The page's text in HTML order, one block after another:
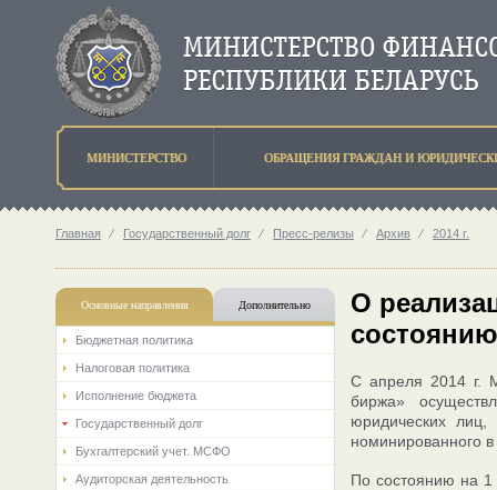
МИНИСТЕРСТВО ОБРАЩЕНИЯ ГРАЖДАН И
Главная ⁄ Государственный долг ⁄ Пресс-релизы ⁄ Архив ⁄ 2014 г.
Основные направления Дополнительно
Бюджетная политика
Налоговая политика
Исполнение бюджета
Государственный долг
Бухгалтерский учет. МСФО
Аудиторская деятельность
О
С апреля 2014 г.
биржа»
юридических
номинированного
По состоянию на 1